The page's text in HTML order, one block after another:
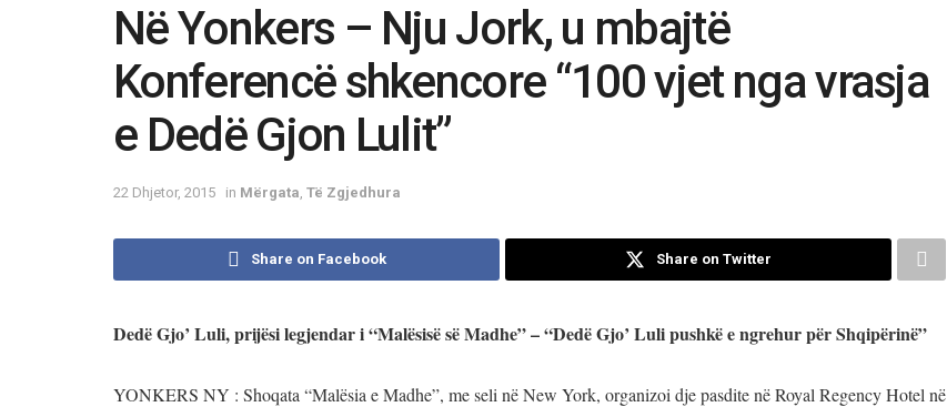
Në Yonkers – Nju Jork, u mbajtë
Konferencë shkencore “100 vjet nga vrasja
e Dedë Gjon Lulit”
22 Dhjetor, 2015 in Mërgata Të Zgjedhura
Share on Facebook Share on Twitter
Dedë Gjo’ Luli, prijësi legjendar i “Malësisë së Madhe” – “Dedë Gjo’ Luli pushkë e ngrehur për Shqipërinë”
YONKERS NY : Shoqata “Malësia e Madhe”, me seli në New York, organizoi dje pasdite në Royal Regency Hotel në